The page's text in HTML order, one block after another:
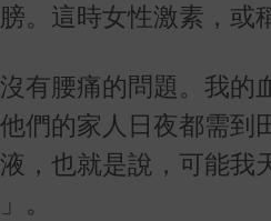
。這時女性激素，或
有腰痛的問題。我的
們的家人日夜都需到
，也就是說，可能我
。